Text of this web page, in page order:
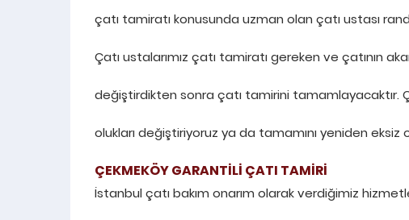
çatı tamiratı konusunda uzman olan çatı ustası
Çatı ustalarımız çatı tamiratı gereken ve çatının
değiştirdikten sonra çatı tamirini tamamlayacaktır.
olukları değiştiriyoruz ya da tamamını yeniden eksiz
ÇEKMEKÖY GARANTİLİ ÇATI TAMİRİ
İstanbul çatı bakım onarım olarak verdiğimiz